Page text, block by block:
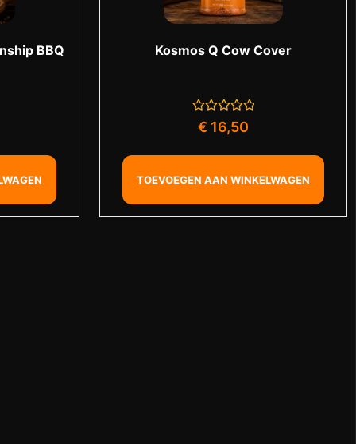
BBQ
Kosmos Q Cow Cover
Gewaardeerd
5
€ 16,50
TOEVOEGEN AAN WINKELWAGEN